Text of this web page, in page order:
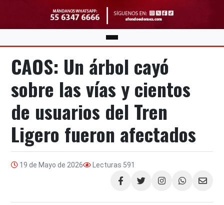
CAOS: Un árbol cayó
sobre las vías y cientos
de usuarios del Tren
Ligero fueron afectados
19 de Mayo de 2026 Lecturas 591
Compartir